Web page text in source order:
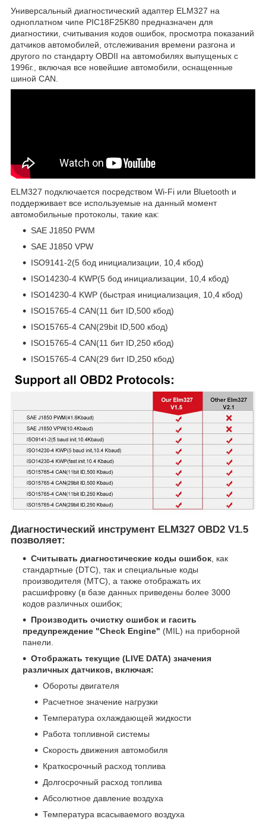
Универсальный диагностический адаптер ELM327 на
одноплатном чипе PIC18F25K80 предназначен для
диагностики, считывания кодов ошибок, просмотра показаний
датчиков автомобилей, отслеживания времени разгона и
другого по стандарту OBDII на автомобилях выпущеных с
1996г., включая все новейшие автомобили, оснащенные
шиной CAN.
ELM327 подключается посредством Wi-Fi или Bluetooth и
поддерживает все используемые на данный момент
автомобильные протоколы, такие как:
SAE J1850 PWM
SAE J1850 VPW
ISO9141-2(5 бод инициализации, 10,4 кбод)
ISO14230-4 KWP(5 бод инициализации, 10,4 кбод)
ISO14230-4 KWP (быстрая инициализация, 10,4 кбод)
ISO15765-4 CAN(11 бит ID,500 кбод)
ISO15765-4 CAN(29bit ID,500 кбод)
ISO15765-4 CAN(11 бит ID,250 кбод)
ISO15765-4 CAN(29 бит ID,250 кбод)
Диагностический инструмент ELM327 OBD2 V1.5
позволяет:
Считывать диагностические коды ошибок , как
стандартные (DTC), так и специальные коды
производителя (MTC), а также отображать их
расшифровку (в базе данных приведены более 3000
кодов различных ошибок;
Производить очистку ошибок и гасить
предупреждение "Check Engine" (MIL) на приборной
панели.
Отображать текущие (LIVE DATA) значения
различных датчиков, включая:
Обороты двигателя
Расчетное значение нагрузки
Температура охлаждающей жидкости
Работа топливной системы
Скорость движения автомобиля
Краткосрочный расход топлива
Долгосрочный расход топлива
Абсолютное давление воздуха
Температура всасываемого воздуха